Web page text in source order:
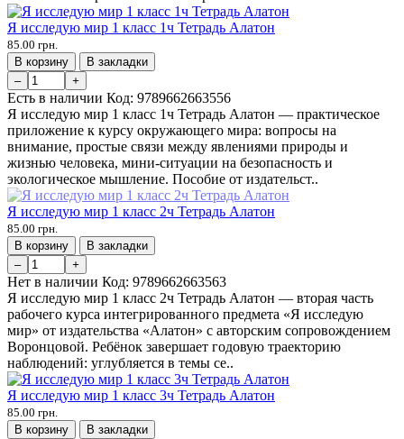
Я исследую мир 1 класс 1ч Тетрадь Алатон
85.00 грн.
В корзину
В закладки
–
+
Есть в наличии Код: 9789662663556
Я исследую мир 1 класс 1ч Тетрадь Алатон — практическое
приложение к курсу окружающего мира: вопросы на
внимание, простые связи между явлениями природы и
жизнью человека, мини-ситуации на безопасность и
экологическое мышление. Пособие от издательст..
Я исследую мир 1 класс 2ч Тетрадь Алатон
85.00 грн.
В корзину
В закладки
–
+
Нет в наличии Код: 9789662663563
Я исследую мир 1 класс 2ч Тетрадь Алатон — вторая часть
рабочего курса интегрированного предмета «Я исследую
мир» от издательства «Алатон» с авторским сопровождением
Воронцовой. Ребёнок завершает годовую траекторию
наблюдений: углубляется в темы се..
Я исследую мир 1 класс 3ч Тетрадь Алатон
85.00 грн.
В корзину
В закладки